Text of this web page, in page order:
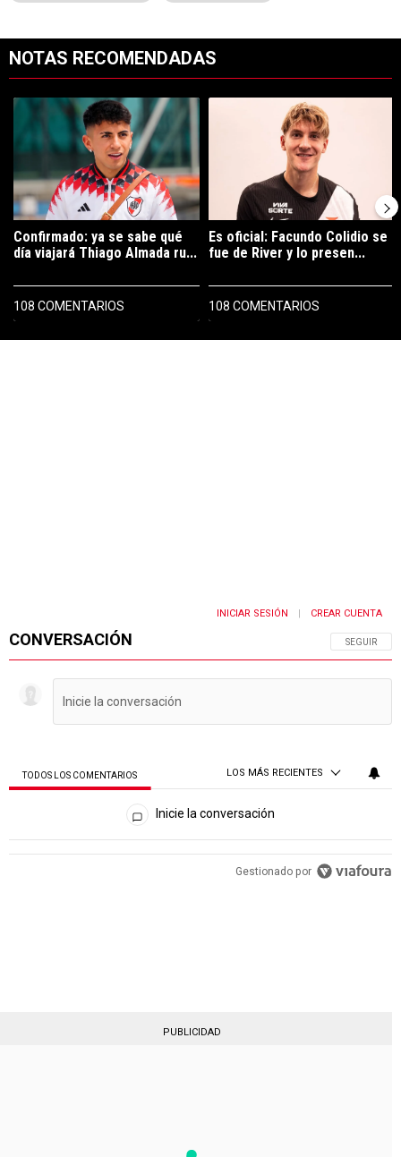
NOTAS RECOMENDADAS
PUBLICIDAD
Un artículo de tendencia con el título "Confirmado: ya se sabe qué
Confirmado: ya se sabe qué
día viajará Thiago Almada ru...
108 COMENTARIOS
Un artículo de tendencia con el
Es oficial: Facundo Colidio se
fue de River y lo presen...
108 COMENTARIOS
CONVERSACIÓN SIGA ESTA
SEGUIR
INICIAR SESIÓN CREAR CUENTA
TODOS LOS COMENTARIOS LOS MÁS RECIENTES
Todos los comentarios
Inicie la conversación
PUBLICIDAD